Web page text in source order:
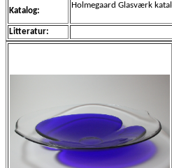
Katalog:
Holmegaard Glasværk
Litteratur: